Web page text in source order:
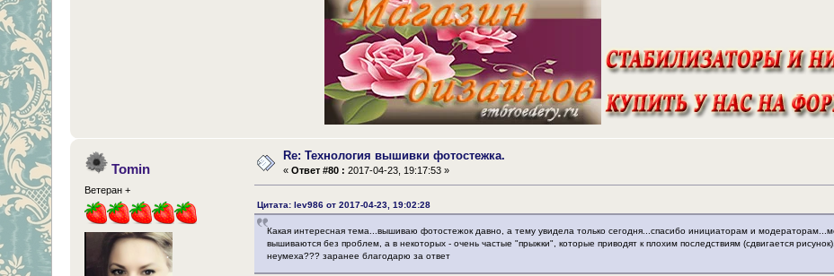
Tomin
Ветеран +
Re: Технология вышивки фотостежка.
«Ответ #80 : 2017-04-23, 19:17:53 »
Цитата: lev986 от 2017-04-23, 19:02:28
Какая интересная тема...вышиваю фотостежок давно, а тему увидела только сегодня...спасибо инициаторам и
вышиваются без проблем, а в некоторых - очень частые "прыжки", которые приводят к плохим последствиям (сдвигается
неумеха??? заранее благодарю за ответ